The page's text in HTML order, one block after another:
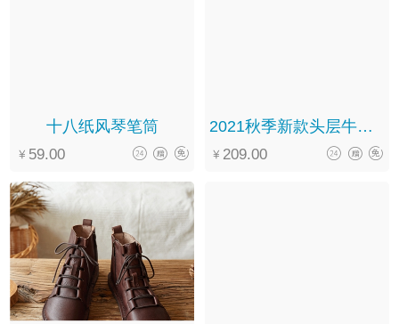
十八纸风琴笔筒
59.00
2021秋季新款头层牛皮软底系带翻领圆头文艺复古马丁靴女
209.00